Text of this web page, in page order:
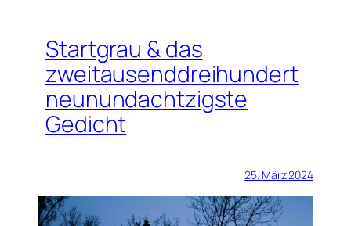
Startgrau & das
zweitausenddreihundert
neunundachtzigste
Gedicht
25. März 2024